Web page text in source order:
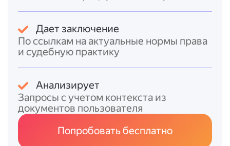
обязательств, включая будущие. Его
ключевые черты:
* стороны свободно определяют условия
использования платежа в договоре;
* платёж засчитывается в счёт возмещения
убытков/неустойки при наступлении
оговоренных обстоятельств;
* если обстоятельства не наступили или
обязательство прекратилось, платёж
Дает заключение
По ссылкам на актуальные нормы права
и судебную практику
Анализирует
Запросы с учетом контекста из
документов пользователя
Попробовать бесплатно